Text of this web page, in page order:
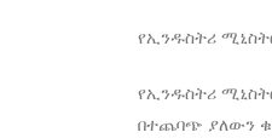
የኢንዱስትሪ
የኢንዱስትሪ
በተጨባጭ ያለውን